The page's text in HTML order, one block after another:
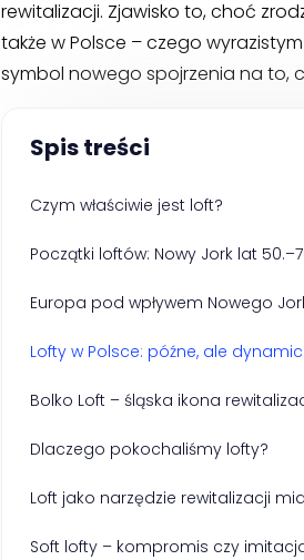
rewitalizacji. Zjawisko to, choć
także w Polsce – czego
symbol nowego spojrzenia na to,
Spis treści
Czym właściwie jest loft?
Początki loftów: Nowy Jork lat
Europa pod wpływem Nowego
Lofty w Polsce: późne, ale
Bolko Loft – śląska ikona
Dlaczego pokochaliśmy lofty?
Loft jako narzędzie rewitalizacji
Soft lofty – kompromis czy